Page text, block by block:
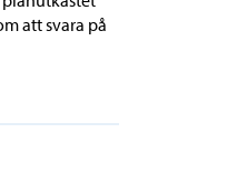
att svara på